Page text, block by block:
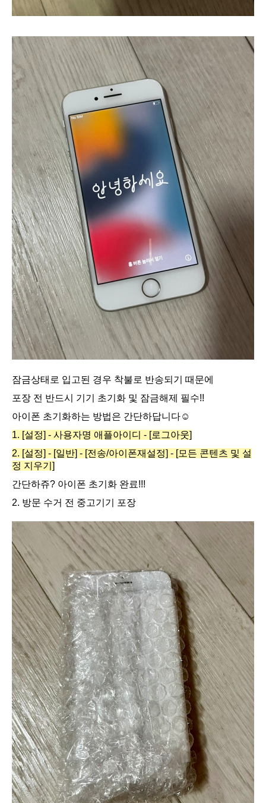
잠금상태로 입고된 경우 착불로 반송되기 때문에
포장 전 반드시 기기 초기화 및 잠금해제 필수!!
아이폰 초기화하는 방법은 간단하답니다☺️
1. [설정] - 사용자명 애플아이디 - [로그아웃]
2. [설정] - [일반] - [전송/아이폰재설정] - [모든 콘텐츠 및 설
정 지우기]
간단하쥬? 아이폰 초기화 완료!!!
2. 방문 수거 전 중고기기 포장